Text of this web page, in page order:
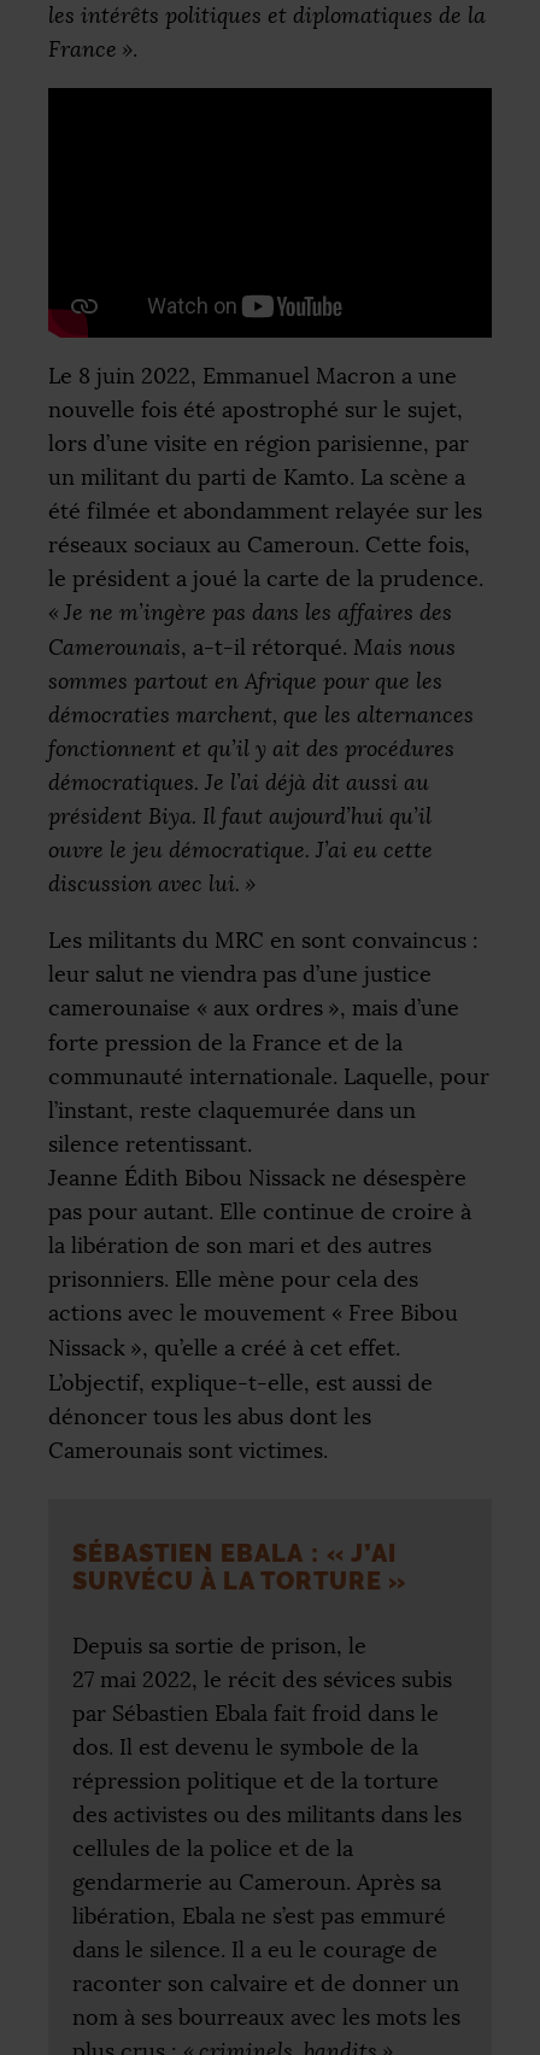
les intérêts politiques et diplomatiques de la
France ».
Le 8 juin 2022, Emmanuel Macron a une
nouvelle fois été apostrophé sur le sujet,
lors d’une visite en région parisienne, par
un militant du parti de Kamto. La scène a
été filmée et abondamment relayée sur les
réseaux sociaux au Cameroun. Cette fois,
le président a joué la carte de la prudence.
« Je ne m’ingère pas dans les affaires des
Camerounais, a-t-il rétorqué. Mais nous
sommes partout en Afrique pour que les
démocraties marchent, que les alternances
fonctionnent et qu’il y ait des procédures
démocratiques. Je l’ai déjà dit aussi au
président Biya. Il faut aujourd’hui qu’il
ouvre le jeu démocratique. J’ai eu cette
discussion avec lui. »
Les militants du MRC en sont convaincus :
leur salut ne viendra pas d’une justice
camerounaise « aux ordres », mais d’une
forte pression de la France et de la
communauté internationale. Laquelle, pour
l’instant, reste claquemurée dans un
silence retentissant.
Jeanne Édith Bibou Nissack ne désespère
pas pour autant. Elle continue de croire à
la libération de son mari et des autres
prisonniers. Elle mène pour cela des
actions avec le mouvement « Free Bibou
Nissack », qu’elle a créé à cet effet.
L’objectif, explique-t-elle, est aussi de
dénoncer tous les abus dont les
Camerounais sont victimes.
SÉBASTIEN EBALA : « J’AI
SURVÉCU À LA TORTURE »
Depuis sa sortie de prison, le
27 mai 2022, le récit des sévices subis
par Sébastien Ebala fait froid dans le
dos. Il est devenu le symbole de la
répression politique et de la torture
des activistes ou des militants dans les
cellules de la police et de la
gendarmerie au Cameroun. Après sa
libération, Ebala ne s’est pas emmuré
dans le silence. Il a eu le courage de
raconter son calvaire et de donner un
nom à ses bourreaux avec les mots les